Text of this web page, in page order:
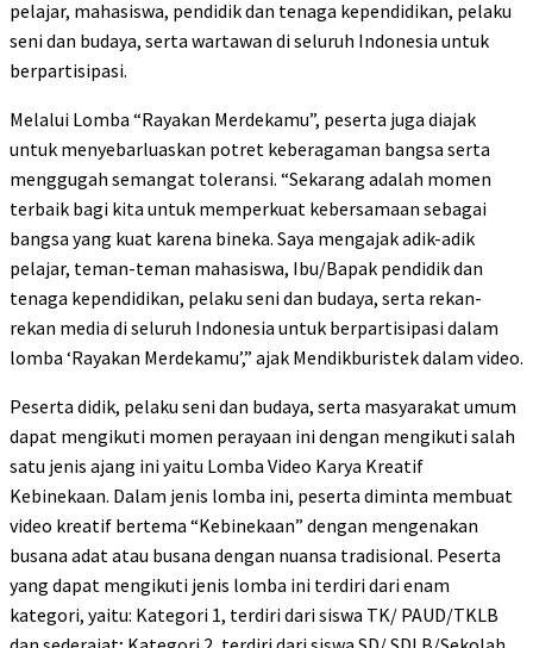
pelajar, mahasiswa, pendidik dan tenaga kependidikan, pelaku
seni dan budaya, serta wartawan di seluruh Indonesia untuk
berpartisipasi.
Melalui Lomba “Rayakan Merdekamu”, peserta juga diajak
untuk menyebarluaskan potret keberagaman bangsa serta
menggugah semangat toleransi. “Sekarang adalah momen
terbaik bagi kita untuk memperkuat kebersamaan sebagai
bangsa yang kuat karena bineka. Saya mengajak adik-adik
pelajar, teman-teman mahasiswa, Ibu/Bapak pendidik dan
tenaga kependidikan, pelaku seni dan budaya, serta rekan-
rekan media di seluruh Indonesia untuk berpartisipasi dalam
lomba ‘Rayakan Merdekamu’,” ajak Mendikburistek dalam video.
Peserta didik, pelaku seni dan budaya, serta masyarakat umum
dapat mengikuti momen perayaan ini dengan mengikuti salah
satu jenis ajang ini yaitu Lomba Video Karya Kreatif
Kebinekaan. Dalam jenis lomba ini, peserta diminta membuat
video kreatif bertema “Kebinekaan” dengan mengenakan
busana adat atau busana dengan nuansa tradisional. Peserta
yang dapat mengikuti jenis lomba ini terdiri dari enam
kategori, yaitu: Kategori 1, terdiri dari siswa TK/ PAUD/TKLB